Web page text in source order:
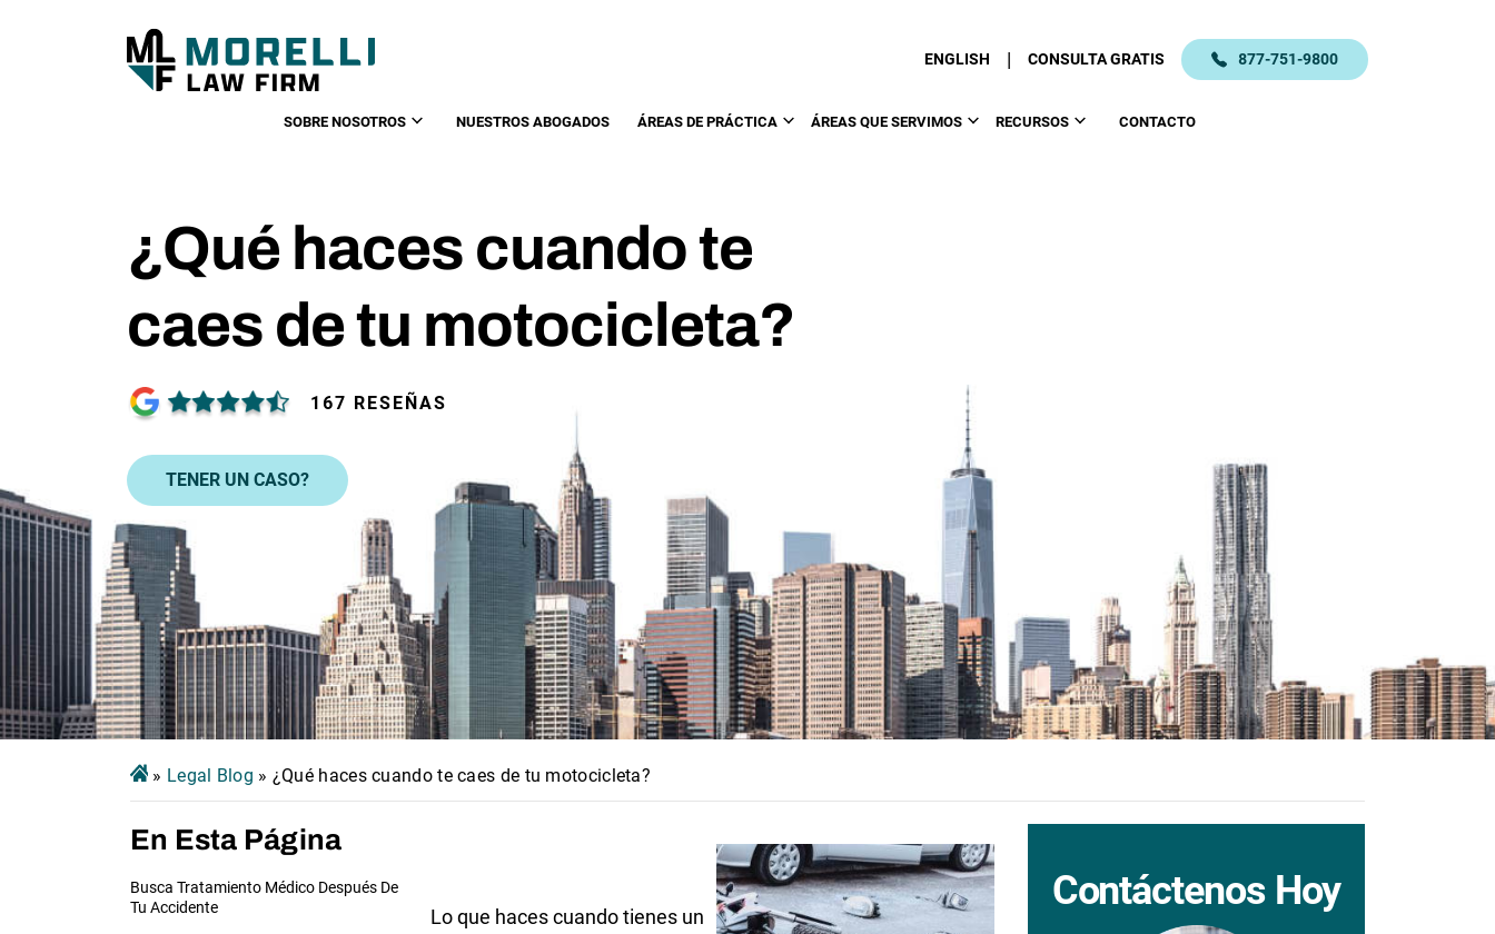
ENGLISH | CONSULTA GRATIS 877-751-9800
SOBRE NOSOTROS NUESTROS ABOGADOS ÁREAS DE PRÁCTICA ÁREAS QUE SERVIMOS RECURSOS CONTACTO
¿Qué haces cuando te
caes de tu motocicleta?
167 RESEÑAS
TENER UN CASO?
» Legal Blog » ¿Qué haces cuando te caes de tu motocicleta?
En Esta Página
Busca Tratamiento Médico Después De
Tu Accidente
Lo que haces cuando tienes un
Contáctenos Hoy